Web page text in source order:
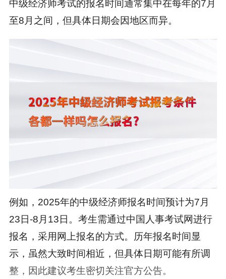
中级经济师考试的报名时间通常集中在每年的7月
至8月之间，但具体日期会因地区而异。
例如，2025年的中级经济师报名时间预计为7月
23日-8月13日。考生需通过中国人事考试网进行
报名，采用网上报名的方式。历年报名时间显
示，虽然大致时间相近，但具体日期可能有所调
整，因此建议考生密切关注官方公告。